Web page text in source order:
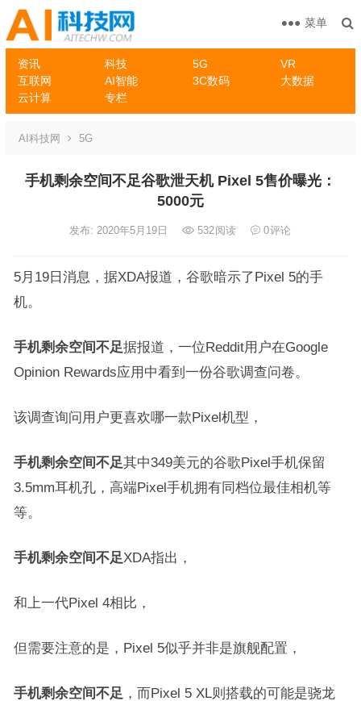
资讯 科技 5G
VR
互联网
AI智能 3C数码
大数据
云计算
专栏
菜单
AI科技网 5G
手机剩余空间不足谷歌泄天机 Pixel 5售价曝光：
5000元
发布: 2020年5月19日 532阅读 0评论
5月19日消息，据XDA报道，谷歌暗示了Pixel 5的手
机。
手机剩余空间不足据报道，一位Reddit用户在Google
Opinion Rewards应用中看到一份谷歌调查问卷。
该调查询问用户更喜欢哪一款Pixel机型，
手机剩余空间不足其中349美元的谷歌Pixel手机保留
3.5mm耳机孔，高端Pixel手机拥有同档位最佳相机等
等。
手机剩余空间不足XDA指出，
和上一代Pixel 4相比，
但需要注意的是，Pixel 5似乎并非是旗舰配置，
手机剩余空间不足 ，而Pixel 5 XL则搭载的可能是骁龙